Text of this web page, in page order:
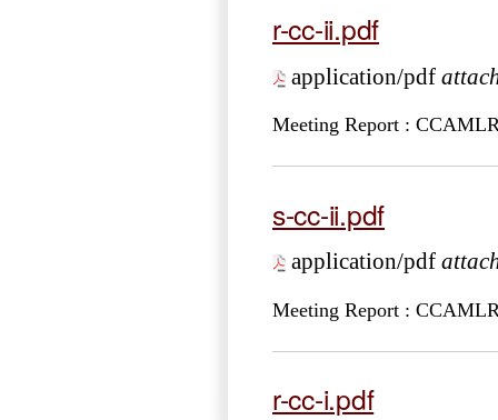
r-cc-ii.pdf
application/pdf
Meeting Report :
s-cc-ii.pdf
application/pdf
Meeting Report :
r-cc-i.pdf